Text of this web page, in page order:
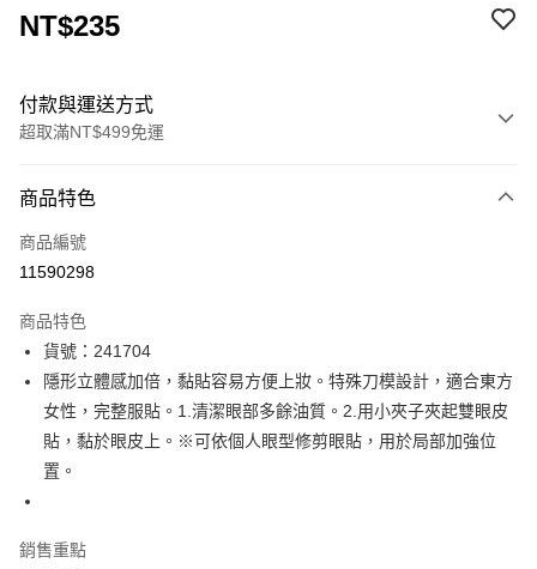
NT$235
付款與運送方式
超取滿NT$499免運
icash Pay
信用卡一次付款
LINE Pay
Apple Pay
街口支付
悠遊付
商品特色
商品編號
11590298
商品特色
貨號：241704
隱形立體感加倍，黏貼容易方便上妝。特殊刀模設計，適合東方
女性，完整服貼。1.清潔眼部多餘油質。2.用小夾子夾起雙眼皮
貼，黏於眼皮上。※可依個人眼型修剪眼貼，用於局部加強位
置。
銷售重點